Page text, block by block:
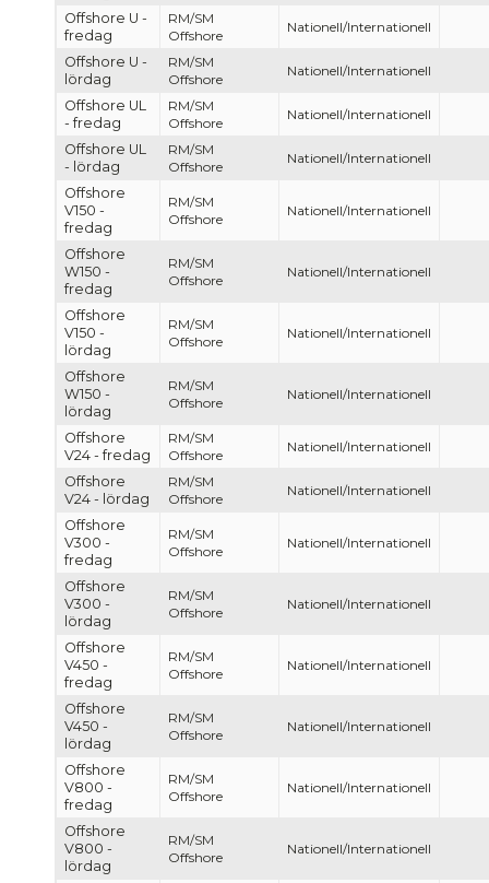
Offshore U -
fredag
RM/SM
Offshore
Nationell/Internationell
Offshore U -
lördag
RM/SM
Offshore
Nationell/Internationell
Offshore UL
- fredag
RM/SM
Offshore
Nationell/Internationell
Offshore UL
- lördag
RM/SM
Offshore
Nationell/Internationell
Offshore
V150 -
fredag
RM/SM
Offshore
Nationell/Internationell
Offshore
W150 -
fredag
RM/SM
Offshore
Nationell/Internationell
Offshore
V150 -
lördag
RM/SM
Offshore
Nationell/Internationell
Offshore
W150 -
lördag
RM/SM
Offshore
Nationell/Internationell
Offshore
V24 - fredag
RM/SM
Offshore
Nationell/Internationell
Offshore
V24 - lördag
RM/SM
Offshore
Nationell/Internationell
Offshore
V300 -
fredag
RM/SM
Offshore
Nationell/Internationell
Offshore
V300 -
lördag
RM/SM
Offshore
Nationell/Internationell
Offshore
V450 -
fredag
RM/SM
Offshore
Nationell/Internationell
Offshore
V450 -
lördag
RM/SM
Offshore
Nationell/Internationell
Offshore
V800 -
fredag
RM/SM
Offshore
Nationell/Internationell
Offshore
V800 -
lördag
RM/SM
Offshore
Nationell/Internationell